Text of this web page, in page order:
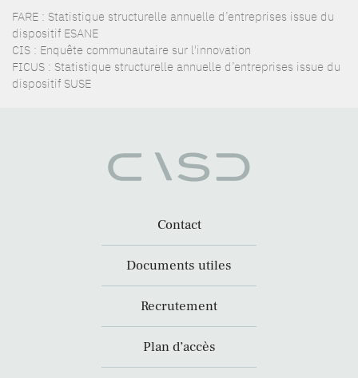
FARE : Statistique structurelle annuelle d’entreprises issue du
dispositif ESANE
CIS : Enquête communautaire sur l'innovation
FICUS : Statistique structurelle annuelle d’entreprises issue du
dispositif SUSE
Contact
Documents utiles
Recrutement
Plan d’accès